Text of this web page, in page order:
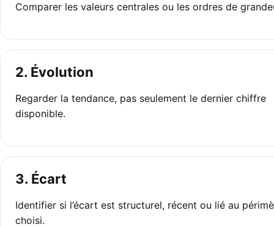
Comparer les valeurs centrales ou les ordres de
2. Évolution
Regarder la tendance, pas seulement le dernier chiffre
disponible.
3. Écart
Identifier si l’écart est structurel, récent ou lié au
choisi.